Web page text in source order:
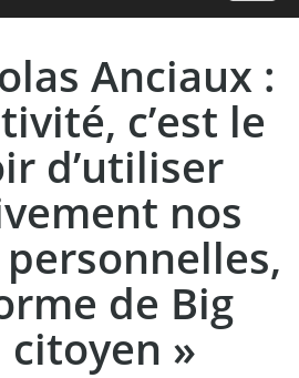
Anciaux :
c’est le
d’utiliser
nos
de Big
citoyen »